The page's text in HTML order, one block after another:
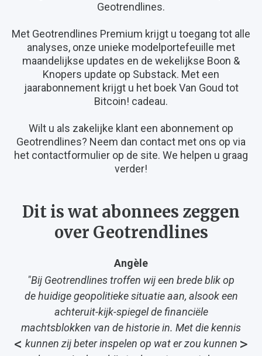
Geotrendlines.
Met Geotrendlines Premium krijgt u toegang tot alle
analyses, onze unieke modelportefeuille met
maandelijkse updates en de wekelijkse Boon &
Knopers update op Substack. Met een
jaarabonnement krijgt u het boek Van Goud tot
Bitcoin! cadeau.
Wilt u als zakelijke klant een abonnement op
Geotrendlines? Neem dan contact met ons op via
het contactformulier op de site. We helpen u graag
verder!
Dit is wat abonnees zeggen
over Geotrendlines
Angèle
"Bij Geotrendlines troffen wij een brede blik op
de huidige geopolitieke situatie aan, alsook een
achteruit-kijk-spiegel de financiële
machtsblokken van de historie in. Met die kennis
kunnen zij beter inspelen op wat er zou kunnen
< >